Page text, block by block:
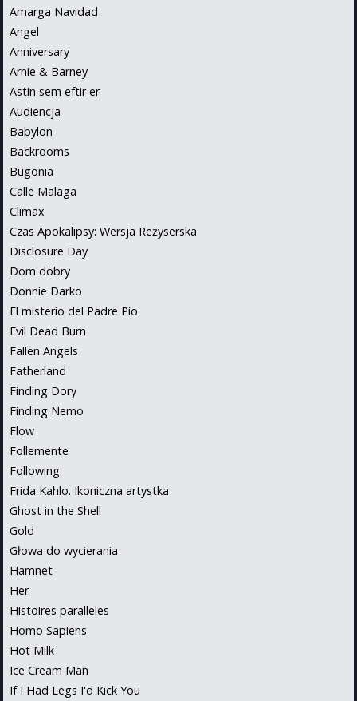
Amarga Navidad
Angel
Anniversary
Arnie & Barney
Astin sem eftir er
Audiencja
Babylon
Backrooms
Bugonia
Calle Malaga
Climax
Czas Apokalipsy: Wersja Reżyserska
Disclosure Day
Dom dobry
Donnie Darko
El misterio del Padre Pío
Evil Dead Burn
Fallen Angels
Fatherland
Finding Dory
Finding Nemo
Flow
Follemente
Following
Frida Kahlo. Ikoniczna artystka
Ghost in the Shell
Gold
Głowa do wycierania
Hamnet
Her
Histoires paralleles
Homo Sapiens
Hot Milk
Ice Cream Man
If I Had Legs I'd Kick You